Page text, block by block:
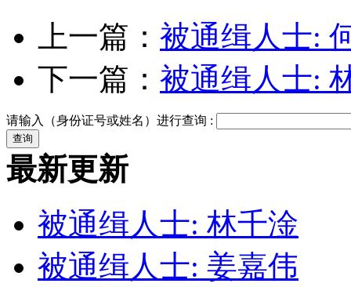
上一篇： 被通缉人士:
下一篇： 被通缉人士:
请输入（身份证号或姓名）进行查询 :
最新更新
被通缉人士: 林千淦
被通缉人士: 姜嘉伟